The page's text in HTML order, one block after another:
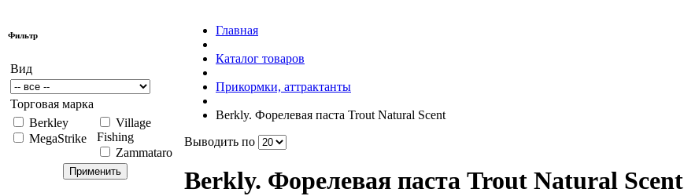
Фильтр
Вид
Торговая марка
Berkley
MegaStrike
Village
Fishing
Zammataro
Главная
Каталог товаров
Прикормки, аттрактанты
Berkly. Форелевая паста Trout Natural Scent
Выводить по
Berkly. Форелевая паста Trout Natural Scent